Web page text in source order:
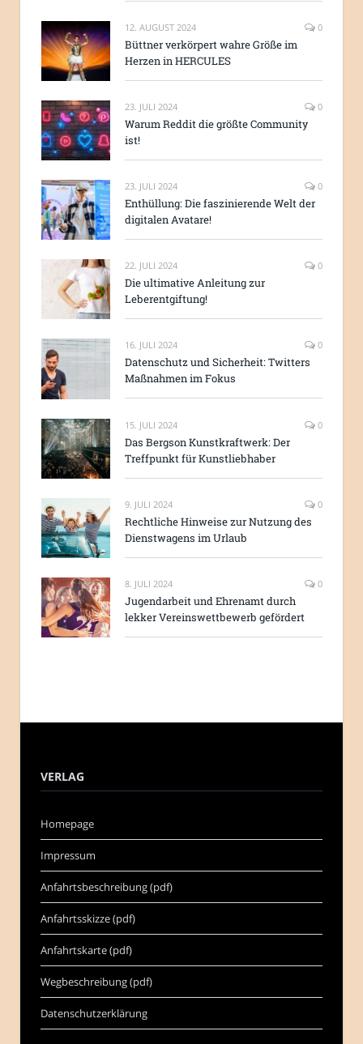
12. AUGUST 2024 0
Büttner verkörpert wahre Größe im
Herzen in HERCULES
23. JULI 2024 0
Warum Reddit die größte Community
ist!
23. JULI 2024 0
Enthüllung: Die faszinierende Welt der
digitalen Avatare!
22. JULI 2024 0
Die ultimative Anleitung zur
Leberentgiftung!
16. JULI 2024 0
Datenschutz und Sicherheit: Twitters
Maßnahmen im Fokus
15. JULI 2024 0
Das Bergson Kunstkraftwerk: Der
Treffpunkt für Kunstliebhaber
9. JULI 2024 0
Rechtliche Hinweise zur Nutzung des
Dienstwagens im Urlaub
8. JULI 2024 0
Jugendarbeit und Ehrenamt durch
lekker Vereinswettbewerb gefördert
VERLAG
Homepage
Impressum
Anfahrtsbeschreibung (pdf)
Anfahrtsskizze (pdf)
Anfahrtskarte (pdf)
Wegbeschreibung (pdf)
Datenschutzerklärung